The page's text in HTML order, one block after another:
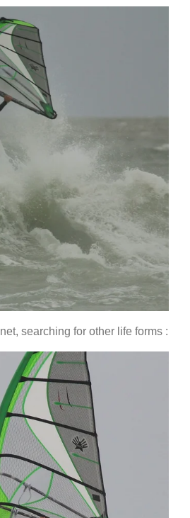
searching for other life forms :